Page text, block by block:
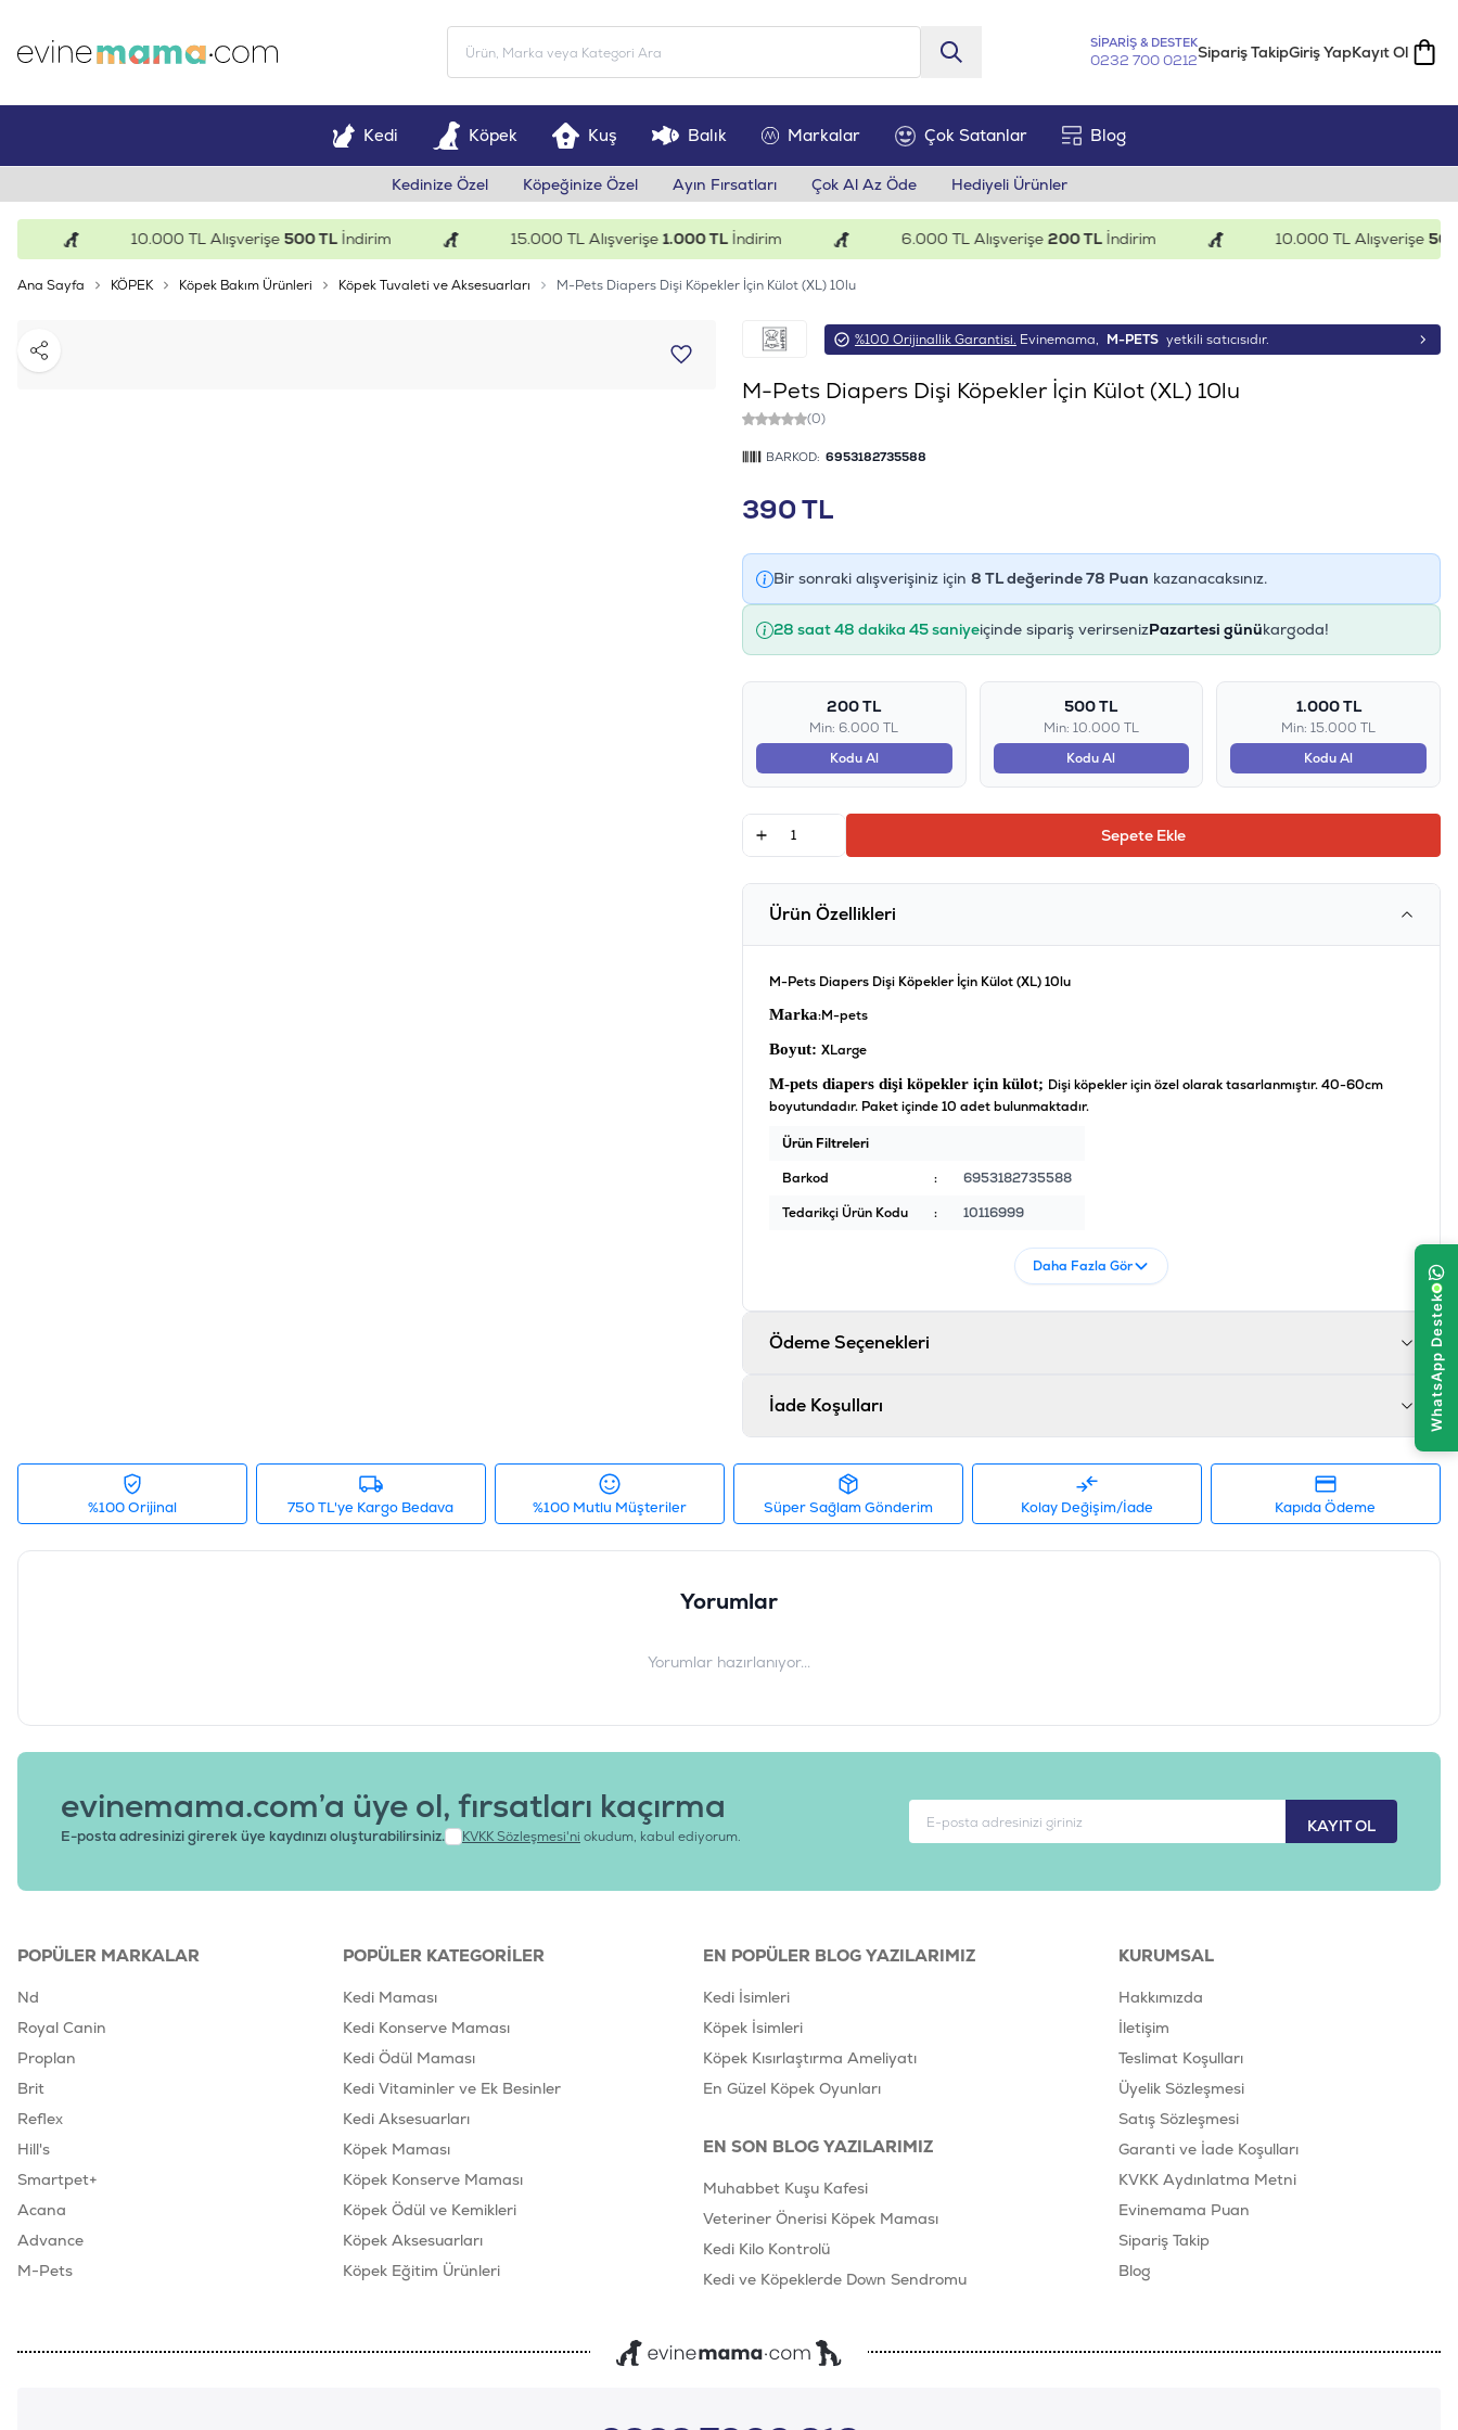
SİPARİŞ & DESTEK
0232 700 0212Sipariş TakipGiriş YapKayıt Ol
Kedi Köpek Kuş Balık Markalar Çok Satanlar Blog
Kedinize Özel Köpeğinize Özel Ayın Fırsatları Çok Al Az Öde Hediyeli Ürünler
10.000 TL Alışverişe500 TLİndirim 15.000 TL Alışverişe1.000 TLİndirim 6.000 TL Alışverişe200 TLİndirim 10.000 TL Alışverişe500 TL
Ana Sayfa KÖPEK Köpek Bakım Ürünleri Köpek Tuvaleti ve Aksesuarları M-Pets Diapers Dişi Köpekler İçin Külot (XL) 10lu
Paylaş
%100 Orijinallik Garantisi. Evinemama, M-PETS yetkili satıcısıdır.
M-Pets Diapers Dişi Köpekler İçin Külot (XL) 10lu
(0)
BARKOD: 6953182735588
390TL
Bir sonraki alışverişiniz için 8 TL değerinde78 Puan kazanacaksınız.
28 saat 48 dakika 44 saniyeiçinde sipariş verirsenizPazartesi günükargoda!
200 TL
Min: 6.000 TL
Kodu Al
500 TL
Min: 10.000 TL
Kodu Al
1.000 TL
Min: 15.000 TL
Kodu Al
Sepete Ekle
Ürün Özellikleri
M-Pets Diapers Dişi Köpekler İçin Külot (XL) 10lu
Marka:M-pets
Boyut: XLarge
M-pets diapers dişi köpekler için külot; Dişi köpekler için özel olarak tasarlanmıştır. 40-60cm
boyutundadır. Paket içinde 10 adet bulunmaktadır.
Ürün Filtreleri
Barkod
:
6953182735588
Tedarikçi Ürün Kodu
: 10116999
Daha Fazla Gör
Ödeme Seçenekleri
İade Koşulları
%100 Orijinal 750 TL'ye Kargo Bedava %100 Mutlu Müşteriler Süper Sağlam Gönderim Kolay Değişim/İade Kapıda Ödeme
Yorumlar
Yorumlar hazırlanıyor...
KAYIT OL
evinemama.com’a üye ol, fırsatları kaçırma
E-posta adresinizi girerek üye kaydınızı oluşturabilirsiniz. KVKK Sözleşmesi'ni okudum, kabul ediyorum.
POPÜLER MARKALAR
Nd
Royal Canin
Proplan
Brit
Reflex
Hill's
Smartpet+
Acana
Advance
M-Pets
POPÜLER KATEGORILER
Kedi Maması
Kedi Konserve Maması
Kedi Ödül Maması
Kedi Vitaminler ve Ek Besinler
Kedi Aksesuarları
Köpek Maması
Köpek Konserve Maması
Köpek Ödül ve Kemikleri
Köpek Aksesuarları
Köpek Eğitim Ürünleri
EN POPÜLER BLOG YAZILARIMIZ
Kedi İsimleri
Köpek İsimleri
Köpek Kısırlaştırma Ameliyatı
En Güzel Köpek Oyunları
EN SON BLOG YAZILARIMIZ
Muhabbet Kuşu Kafesi
Veteriner Önerisi Köpek Maması
Kedi Kilo Kontrolü
Kedi ve Köpeklerde Down Sendromu
KURUMSAL
Hakkımızda
İletişim
Teslimat Koşulları
Üyelik Sözleşmesi
Satış Sözleşmesi
Garanti ve İade Koşulları
KVKK Aydınlatma Metni
Evinemama Puan
Sipariş Takip
Blog